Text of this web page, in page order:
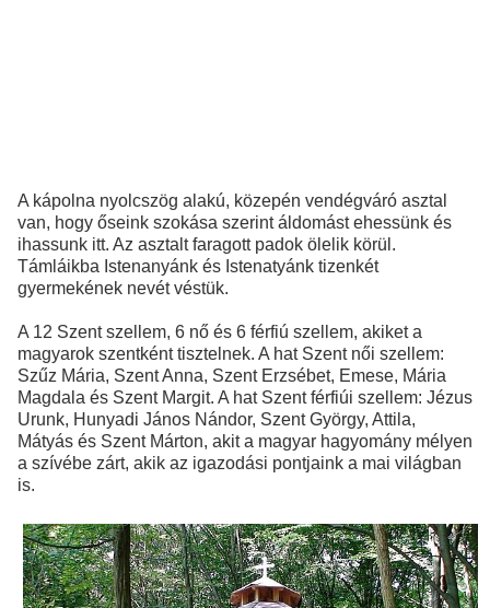
A kápolna nyolcszög alakú, közepén vendégváró asztal
van, hogy őseink szokása szerint áldomást ehessünk és
ihassunk itt. Az asztalt faragott padok ölelik körül.
Támláikba Istenanyánk és Istenatyánk tizenkét
gyermekének nevét véstük.
A 12 Szent szellem, 6 nő és 6 férfiú szellem, akiket a
magyarok szentként tisztelnek. A hat Szent női szellem:
Szűz Mária, Szent Anna, Szent Erzsébet, Emese, Mária
Magdala és Szent Margit. A hat Szent férfiúi szellem: Jézus
Urunk, Hunyadi János Nándor, Szent György, Attila,
Mátyás és Szent Márton, akit a magyar hagyomány mélyen
a szívébe zárt, akik az igazodási pontjaink a mai világban
is.